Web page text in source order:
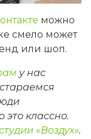
можно
смело может
или шоп.
у нас
это классно.
«Воздух».